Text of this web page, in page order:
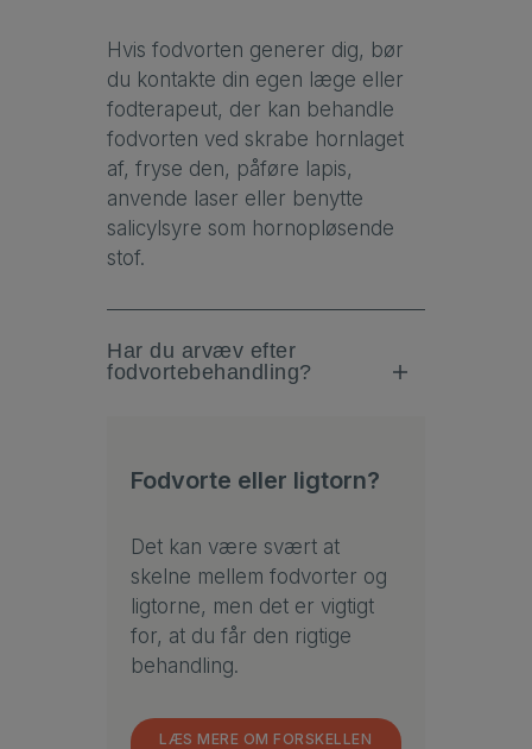
Hvis fodvorten generer dig, bør
du kontakte din egen læge eller
fodterapeut, der kan behandle
fodvorten ved skrabe hornlaget
af, fryse den, påføre lapis,
anvende laser eller benytte
salicylsyre som hornopløsende
stof.
Har du arvæv efter
fodvortebehandling?
Fodvorte eller ligtorn?
Det kan være svært at
skelne mellem fodvorter og
ligtorne, men det er vigtigt
for, at du får den rigtige
behandling.
LÆS MERE OM FORSKELLEN